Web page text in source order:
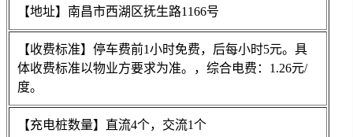
【地址】南昌市西湖区抚生路1166号
【收费标准】停车费前1小时免费，后每小时5元。具
体收费标准以物业方要求为准。，综合电费：1.26元/
度。
【充电桩数量】直流4个，交流1个